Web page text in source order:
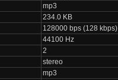
mp3
234.0 KB
128000 bps (128 kbps)
44100 Hz
2
stereo
mp3